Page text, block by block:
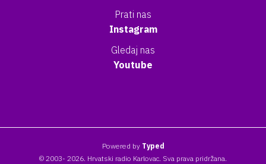
Prati nas
Instagram
Gledaj nas
Youtube
Powered by Typed
© 2003- 2026. Hrvatski radio Karlovac. Sva prava pridržana.